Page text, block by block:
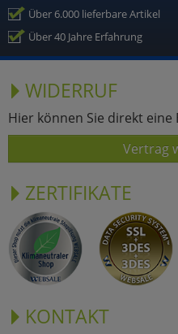
Über 6.000 lieferbare Artikel
Über 40 Jahre Erfahrung
WIDERRUF
Hier können Sie direkt
Vertrag
ZERTIFIKATE
KONTAKT